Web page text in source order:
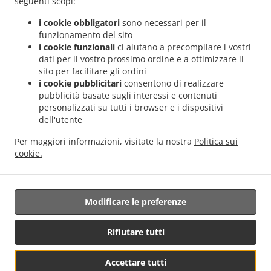
i cookie obbligatori sono necessari per il
funzionamento del sito
i cookie funzionali ci aiutano a precompilare i vostri
dati per il vostro prossimo ordine e a ottimizzare il
sito per facilitare gli ordini
i cookie pubblicitari consentono di realizzare
pubblicità basate sugli interessi e contenuti
personalizzati su tutti i browser e i dispositivi
dell'utente
Per maggiori informazioni, visitate la nostra Politica sui
cookie.
Accettare tutti
Rifiutare tutti
Modificare le preferenze
Pizza Servizio di consegna Falchetto
. Pizza Servizio di consegna Madonna di Loreto
Pizza Servizio di consegna La Grangia
Pizza Servizio di consegna Area Artigianale
Pizza Servizio di consegna Curtin . Pizza Servizio di consegna Gianoglio .
Servizio di consegna Quinto Bianco . Pizza Servizio di consegna Casello Autorstrada
Pizza Servizio di consegna Marene
.
Servizio di consegna Cervere
Pizza Servizio di consegna Sommariva del Bosco
Servizio di consegna Cappellazzo
Agostinassi
.